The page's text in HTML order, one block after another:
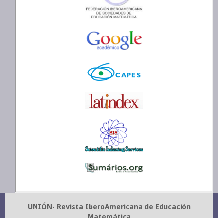
UNIÓN- Revista IberoAmericana de Educación
Matemática